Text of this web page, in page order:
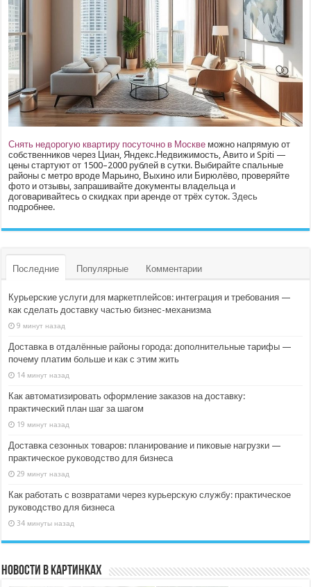
Снять недорогую квартиру посуточно в Москве можно напрямую от
собственников через Циан, Яндекс.Недвижимость, Авито и Spiti —
цены стартуют от 1500–2000 рублей в сутки. Выбирайте спальные
районы с метро вроде Марьино, Выхино или Бирюлёво, проверяйте
фото и отзывы, запрашивайте документы владельца и
договаривайтесь о скидках при аренде от трёх суток.Здесь
подробнее.
Последние Популярные Комментарии
Курьерские услуги для маркетплейсов: интеграция и требования —
как сделать доставку частью бизнес-механизма
9 минут назад
Доставка в отдалённые районы города: дополнительные тарифы —
почему платим больше и как с этим жить
14 минут назад
Как автоматизировать оформление заказов на доставку:
практический план шаг за шагом
19 минут назад
Доставка сезонных товаров: планирование и пиковые нагрузки —
практическое руководство для бизнеса
29 минут назад
Как работать с возвратами через курьерскую службу: практическое
руководство для бизнеса
34 минуты назад
Новости в картинках